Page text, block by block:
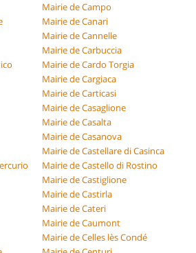
Mairie de Campo
Mairie de Canari
Mairie de Cannelle
Mairie de Carbuccia
Mairie de Cardo Torgia
Mairie de Cargiaca
Mairie de Carticasi
Mairie de Casaglione
Mairie de Casalta
Mairie de Casanova
Mairie de Castellare di Casinca
Mairie de Castello di Rostino
Mairie de Castiglione
Mairie de Castirla
Mairie de Cateri
Mairie de Caumont
Mairie de Celles lès Condé